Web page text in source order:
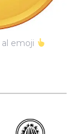
emoji